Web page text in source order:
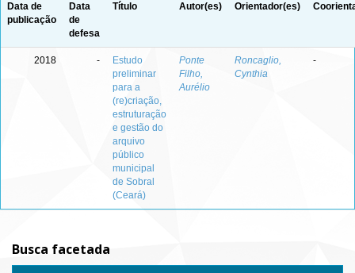
Data de
publicação
Data
de
defesa
Título Autor(es) Orientador(es)
2018 -
Estudo
preliminar
para a
(re)criação,
estruturação
e gestão do
arquivo
público
municipal
de Sobral
(Ceará)
Ponte
Filho,
Aurélio
Roncaglio,
Cynthia
-
Busca facetada